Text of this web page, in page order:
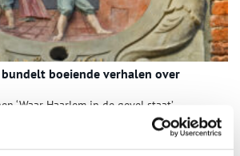
boeiende verhalen over
‘Waar Haarlem in de gevel staat’
die de tand des tijds hebben overleefd
der tijd uit het stadsbeeld zijn
rijk geïllustreerde boek biedt vooral een